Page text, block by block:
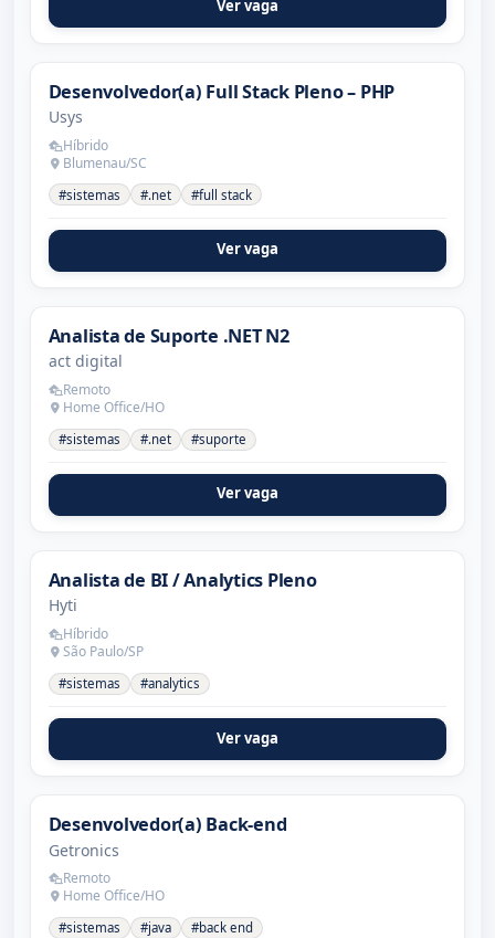
Ver vaga
Desenvolvedor(a) Full Stack Pleno – PHP
Usys
Híbrido
Blumenau/SC
#sistemas #.net #full stack
Ver vaga
Analista de Suporte .NET N2
act digital
Remoto
Home Office/HO
#sistemas #.net #suporte
Ver vaga
Analista de BI / Analytics Pleno
Hyti
Híbrido
São Paulo/SP
#sistemas #analytics
Ver vaga
Desenvolvedor(a) Back-end
Getronics
Remoto
Home Office/HO
#sistemas #java #back end